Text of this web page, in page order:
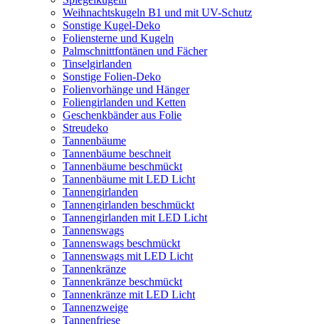
Weihnachtskugeln B1 und mit UV-Schutz
Sonstige Kugel-Deko
Foliensterne und Kugeln
Palmschnittfontänen und Fächer
Tinselgirlanden
Sonstige Folien-Deko
Folienvorhänge und Hänger
Foliengirlanden und Ketten
Geschenkbänder aus Folie
Streudeko
Tannenbäume
Tannenbäume beschneit
Tannenbäume beschmückt
Tannenbäume mit LED Licht
Tannengirlanden
Tannengirlanden beschmückt
Tannengirlanden mit LED Licht
Tannenswags
Tannenswags beschmückt
Tannenswags mit LED Licht
Tannenkränze
Tannenkränze beschmückt
Tannenkränze mit LED Licht
Tannenzweige
Tannenfriese